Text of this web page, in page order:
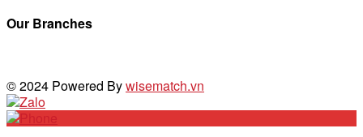
Our Branches
© 2024 Powered Bywisematch.vn